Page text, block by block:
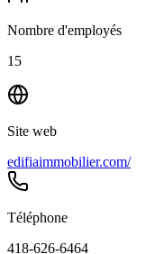
Nombre d'employés
15
Site web
edifiaimmobilier.com/
Téléphone
418-626-6464